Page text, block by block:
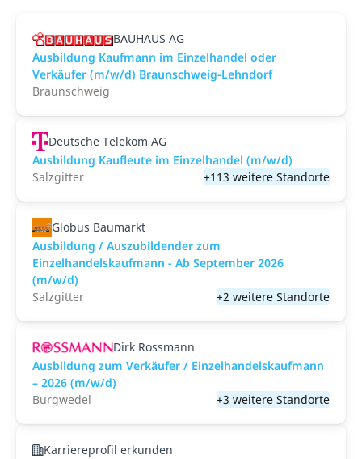
BAUHAUS AG
Ausbildung Kaufmann im Einzelhandel oder
Verkäufer (m/w/d) Braunschweig-Lehndorf
Braunschweig
Deutsche Telekom AG
Ausbildung Kaufleute im Einzelhandel (m/w/d)
Salzgitter
+113 weitere Standorte
Globus Baumarkt
Ausbildung / Auszubildender zum
Einzelhandelskaufmann - Ab September 2026
(m/w/d)
Salzgitter
+2 weitere Standorte
Dirk Rossmann
Ausbildung zum Verkäufer / Einzelhandelskaufmann
– 2026 (m/w/d)
Burgwedel
+3 weitere Standorte
Karriereprofil erkunden